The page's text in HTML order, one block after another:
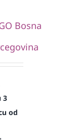
Bosna
3
od